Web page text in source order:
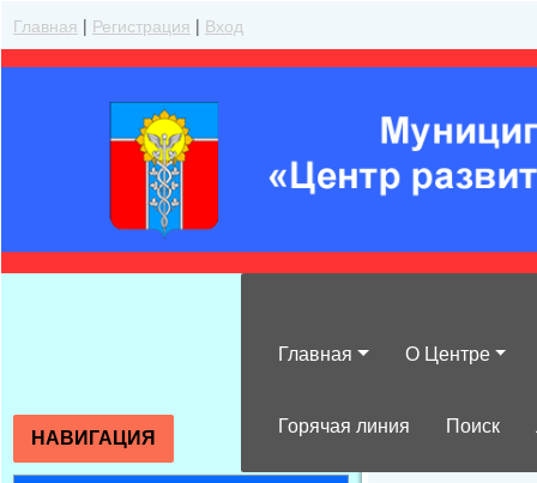
Главная | Регистрация | Вход
Главная О Центре
Горячая линия Поиск
НАВИГАЦИЯ
профилю